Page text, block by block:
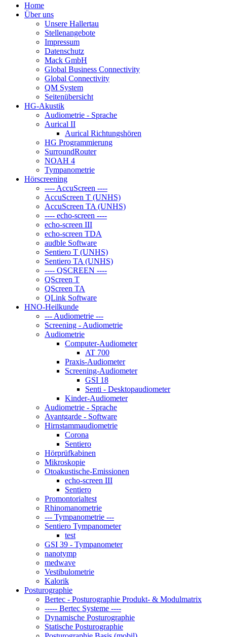
Home
Über uns
Unsere Hallertau
Stellenangebote
Impressum
Datenschutz
Mack GmbH
Global Business Connectivity
Global Connectivity
QM System
Seitenübersicht
HG-Akustik
Audiometrie - Sprache
Aurical II
Aurical Richtungshören
HG Programmierung
SurroundRouter
NOAH 4
Tympanometrie
Hörscreening
---- AccuScreen ----
AccuScreen T (UNHS)
AccuScreen TA (UNHS)
---- echo-screen ----
echo-screen III
echo-screen TDA
audble Software
Sentiero T (UNHS)
Sentiero TA (UNHS)
---- QSCREEN ----
QScreen T
QScreen TA
QLink Software
HNO-Heilkunde
--- Audiometrie ---
Screening - Audiometrie
Audiometrie
Computer-Audiometer
AT 700
Praxis-Audiometer
Screening-Audiometer
GSI 18
Senti - Desktopaudiometer
Kinder-Audiometer
Audiometrie - Sprache
Avantgarde - Software
Hirnstammaudiometrie
Corona
Sentiero
Hörprüfkabinen
Mikroskopie
Otoakustische-Emissionen
echo-screen III
Sentiero
Promontorialtest
Rhinomanometrie
--- Tympanometrie ---
Sentiero Tympanometer
test
GSI 39 - Tympanometer
nanotymp
medwave
Vestibulometrie
Kalorik
Posturographie
Bertec - Posturographie Produkt- & Modulmatrix
----- Bertec Systeme ----
Dynamische Posturographie
Statische Posturographie